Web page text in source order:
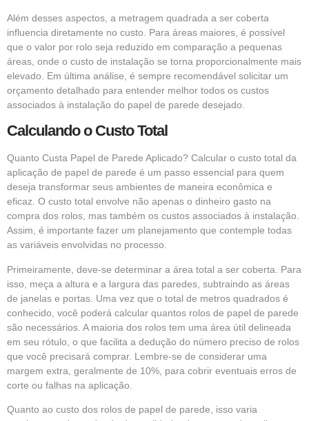
Além desses aspectos, a metragem quadrada a ser coberta
influencia diretamente no custo. Para áreas maiores, é possível
que o valor por rolo seja reduzido em comparação a pequenas
áreas, onde o custo de instalação se torna proporcionalmente mais
elevado. Em última análise, é sempre recomendável solicitar um
orçamento detalhado para entender melhor todos os custos
associados à instalação do papel de parede desejado.
Calculando o Custo Total
Quanto Custa Papel de Parede Aplicado? Calcular o custo total da
aplicação de papel de parede é um passo essencial para quem
deseja transformar seus ambientes de maneira econômica e
eficaz. O custo total envolve não apenas o dinheiro gasto na
compra dos rolos, mas também os custos associados à instalação.
Assim, é importante fazer um planejamento que contemple todas
as variáveis envolvidas no processo.
Primeiramente, deve-se determinar a área total a ser coberta. Para
isso, meça a altura e a largura das paredes, subtraindo as áreas
de janelas e portas. Uma vez que o total de metros quadrados é
conhecido, você poderá calcular quantos rolos de papel de parede
são necessários. A maioria dos rolos tem uma área útil delineada
em seu rótulo, o que facilita a dedução do número preciso de rolos
que você precisará comprar. Lembre-se de considerar uma
margem extra, geralmente de 10%, para cobrir eventuais erros de
corte ou falhas na aplicação.
Quanto ao custo dos rolos de papel de parede, isso varia